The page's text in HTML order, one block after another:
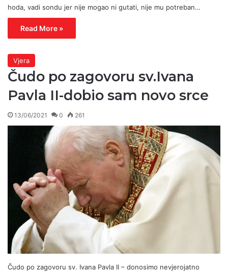
hoda, vadi sondu jer nije mogao ni gutati, nije mu potreban…
Read More »
Vjera
Čudo po zagovoru sv.Ivana
Pavla II-dobio sam novo srce
13/06/2021 0 261
Čudo po zagovoru sv. Ivana Pavla II – donosimo nevjerojatno